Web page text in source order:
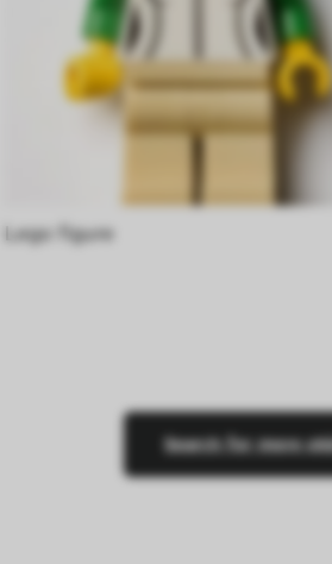
Lego figure
Search for more